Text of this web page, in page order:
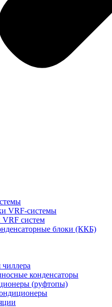
VRF-cистемы
cистем
блоки (ККБ)
конденсаторы
(руфтопы)